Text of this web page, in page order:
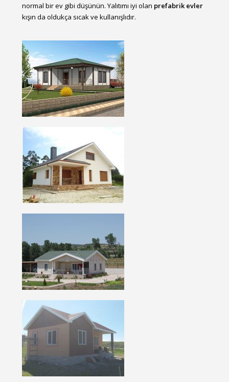
normal bir ev gibi düşünün. Yalıtımı iyi olan prefabrik evler
kışın da oldukça sıcak ve kullanışlıdır.